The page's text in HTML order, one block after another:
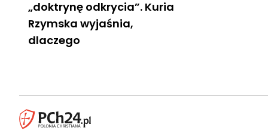
„doktrynę odkrycia”. Kuria
Rzymska wyjaśnia,
dlaczego